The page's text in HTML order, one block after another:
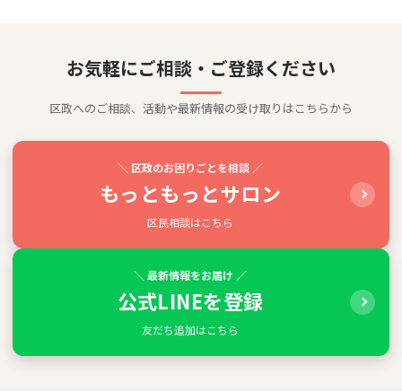
お気軽にご相談・ご登録ください
区政へのご相談、活動や最新情報の受け取りはこちらから
＼ 区政のお困りごとを相談 ／
もっともっとサロン
区民相談はこちら
＼ 最新情報をお届け ／
公式LINEを登録
友だち追加はこちら